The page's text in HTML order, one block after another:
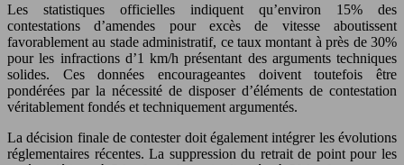
Les statistiques officielles indiquent qu’environ 15% des
contestations d’amendes pour excès de vitesse aboutissent
favorablement au stade administratif, ce taux montant à près de 30%
pour les infractions d’1 km/h présentant des arguments techniques
solides. Ces données encourageantes doivent toutefois être
pondérées par la nécessité de disposer d’éléments de contestation
véritablement fondés et techniquement argumentés.
La décision finale de contester doit également intégrer les évolutions
réglementaires récentes. La suppression du retrait de point pour les